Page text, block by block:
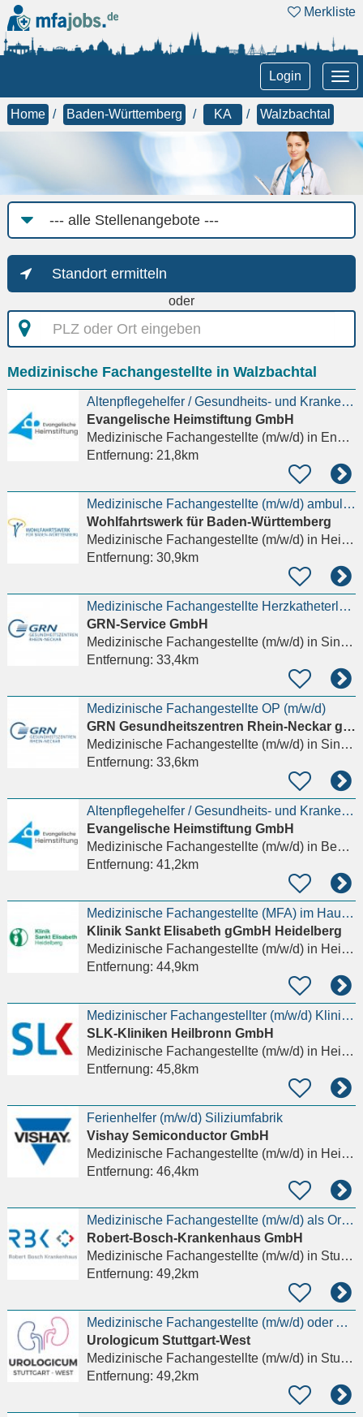
Merkliste
Login
Home Baden-Württemberg KA Walzbachtal
Job-
Kategorie
Standort ermitteln
oder
PLZ
oder
eingeben
Medizinische Fachangestellte in Walzbachtal
Altenpflegehelfer / Gesundheits- und Krankenpflegehelfer / MFA (m/w/d)
Evangelische Heimstiftung GmbH
Medizinische Fachangestellte (m/w/d)in Engelsbrand
Entfernung: 21,8km
Medizinische Fachangestellte (m/w/d) ambulant in Teilzeit
Wohlfahrtswerk für Baden-Württemberg
Medizinische Fachangestellte (m/w/d)in Heimsheim
Entfernung: 30,9km
Medizinische Fachangestellte Herzkatheterlabor (HKL) (m/w/d)
GRN-Service GmbH
Medizinische Fachangestellte (m/w/d)in Sinsheim
Entfernung: 33,4km
Medizinische Fachangestellte OP (m/w/d)
GRN Gesundheitszentren Rhein-Neckar gGmbH
Medizinische Fachangestellte (m/w/d)in Sinsheim
Entfernung: 33,6km
Altenpflegehelfer / Gesundheits- und Krankenpflegehelfer / MFA ambulante Pflege (m/w/d)
Evangelische Heimstiftung GmbH
Medizinische Fachangestellte (m/w/d)in Besigheim
Entfernung: 41,2km
Medizinische Fachangestellte (MFA) im Hausärztlichen Zentrum (m/w/d)
Klinik Sankt Elisabeth gGmbH Heidelberg
Medizinische Fachangestellte (m/w/d)in Heidelberg
Entfernung: 44,9km
Medizinischer Fachangestellter (m/w/d) Klinik für Strahlentherapie
SLK-Kliniken Heilbronn GmbH
Medizinische Fachangestellte (m/w/d)in Heilbronn
Entfernung: 45,8km
Ferienhelfer (m/w/d) Siliziumfabrik
Vishay Semiconductor GmbH
Medizinische Fachangestellte (m/w/d)in Heilbronn
Entfernung: 46,4km
Medizinische Fachangestellte (m/w/d) als Organisationsassistenz für unsere Onkologie
Robert-Bosch-Krankenhaus GmbH
Medizinische Fachangestellte (m/w/d)in Stuttgart, Bad Cannstatt
Entfernung: 49,2km
Medizinische Fachangestellte (m/w/d) oder Auszubildende zur MFA (m/w/d)
Urologicum Stuttgart-West
Medizinische Fachangestellte (m/w/d)in Stuttgart
Entfernung: 49,2km